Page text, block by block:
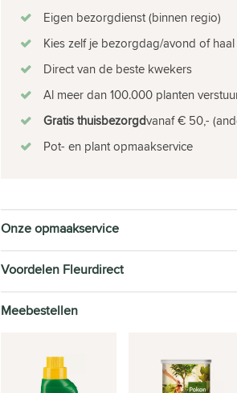
Eigen bezorgdienst (binnen regio)
Kies zelf je bezorgdag/avond of
Direct van de beste kwekers
Al meer dan 100.000 planten
Gratis thuisbezorgdvanaf € 50,-
Pot- en plant opmaakservice
Onze opmaakservice
Voordelen Fleurdirect
Meebestellen